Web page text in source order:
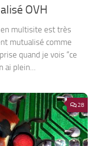
OVH
en multisite est très
mutualisé comme
quand je vois “ce
ai plein...
28